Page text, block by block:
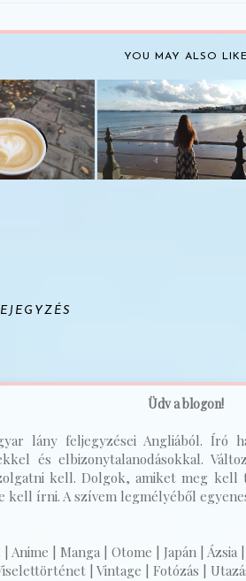
YOU MAY ALSO
27. SZÜLINAPOM #2
VALÓRAVÁLT
Üdv a blogon!
lány feljegyzései Angliából. Író
és elbizonytalanodásokkal.
kell. Dolgok, amiket meg
kell írni. A szívem legmélyéből
Anime | Manga | Otome | Japán |
| Vintage | Fotózás |